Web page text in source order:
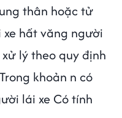
thân hoặc tử
hất văng người
lý theo quy định
khoản n có
lái xe Có tính